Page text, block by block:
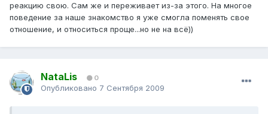
реакцию свою. Сам же и переживает из-за этого. На многое
поведение за наше знакомство я уже смогла поменять свое
отношение, и относиться проще...но не на всё))
NataLis 0
Опубликовано 7 Сентября 2009